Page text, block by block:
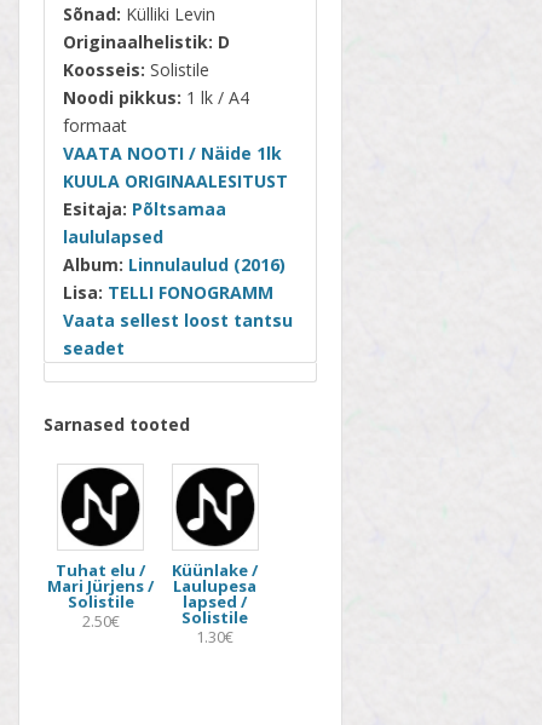
Sõnad: Külliki Levin
Originaalhelistik: D
Koosseis: Solistile
Noodi pikkus: 1 lk / A4
formaat
VAATA NOOTI / Näide 1lk
KUULA ORIGINAALESITUST
Esitaja: Põltsamaa
laululapsed
Album: Linnulaulud (2016)
Lisa: TELLI FONOGRAMM
Vaata sellest loost tantsu
seadet
Sarnased tooted
Tuhat elu /
Mari Jürjens /
Solistile
2.50€
Küünlake /
Laulupesa
lapsed /
Solistile
1.30€